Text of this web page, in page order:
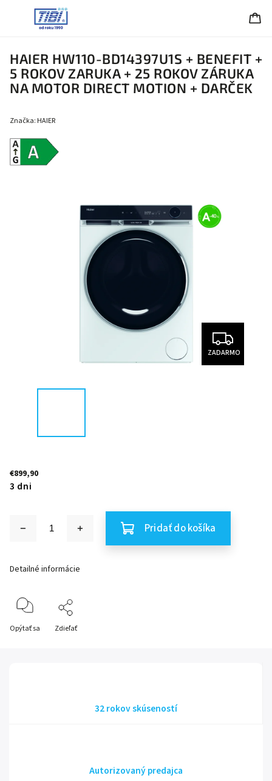
HAIER HW110-BD14397U1S + BENEFIT +
5 ROKOV ZARUKA + 25 ROKOV ZÁRUKA
NA MOTOR DIRECT MOTION + DARČEK
Energetická
trieda A
Značka: HAIER
ZADARMO
€899,90
3 dni
Pridať do košíka
Detailné informácie
Opýtať sa Zdieľať
32 rokov skúseností
Autorizovaný predajca